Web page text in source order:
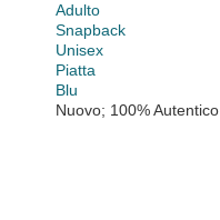
Adulto
Snapback
Unisex
Piatta
Blu
Nuovo; 100% Autentico